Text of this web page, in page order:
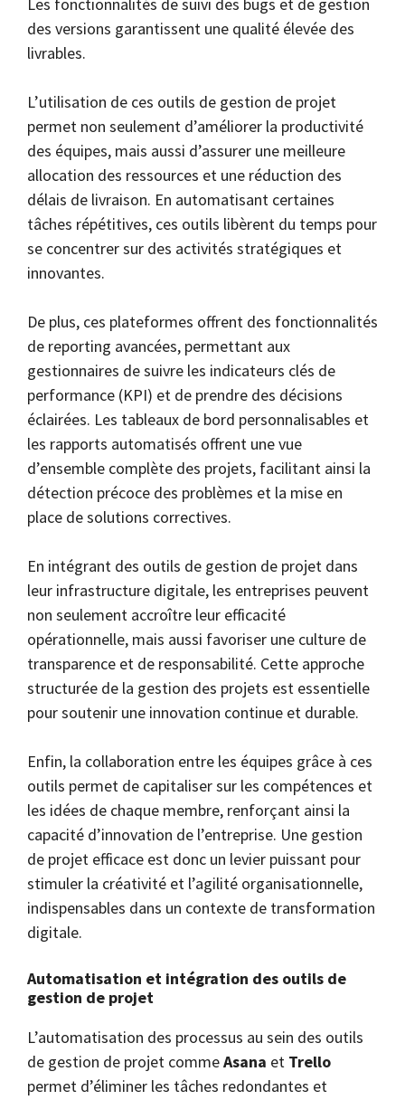
des versions garantissent une qualité élevée des
livrables.
L’utilisation de ces outils de gestion de projet
permet non seulement d’améliorer la productivité
des équipes, mais aussi d’assurer une meilleure
allocation des ressources et une réduction des
délais de livraison. En automatisant certaines
tâches répétitives, ces outils libèrent du temps pour
se concentrer sur des activités stratégiques et
innovantes.
De plus, ces plateformes offrent des fonctionnalités
de reporting avancées, permettant aux
gestionnaires de suivre les indicateurs clés de
performance (KPI) et de prendre des décisions
éclairées. Les tableaux de bord personnalisables et
les rapports automatisés offrent une vue
d’ensemble complète des projets, facilitant ainsi la
détection précoce des problèmes et la mise en
place de solutions correctives.
En intégrant des outils de gestion de projet dans
leur infrastructure digitale, les entreprises peuvent
non seulement accroître leur efficacité
opérationnelle, mais aussi favoriser une culture de
transparence et de responsabilité. Cette approche
structurée de la gestion des projets est essentielle
pour soutenir une innovation continue et durable.
Enfin, la collaboration entre les équipes grâce à ces
outils permet de capitaliser sur les compétences et
les idées de chaque membre, renforçant ainsi la
capacité d’innovation de l’entreprise. Une gestion
de projet efficace est donc un levier puissant pour
stimuler la créativité et l’agilité organisationnelle,
indispensables dans un contexte de transformation
digitale.
Automatisation et intégration des outils de
gestion de projet
L’automatisation des processus au sein des outils
de gestion de projet commeAsana et Trello
permet d’éliminer les tâches redondantes et